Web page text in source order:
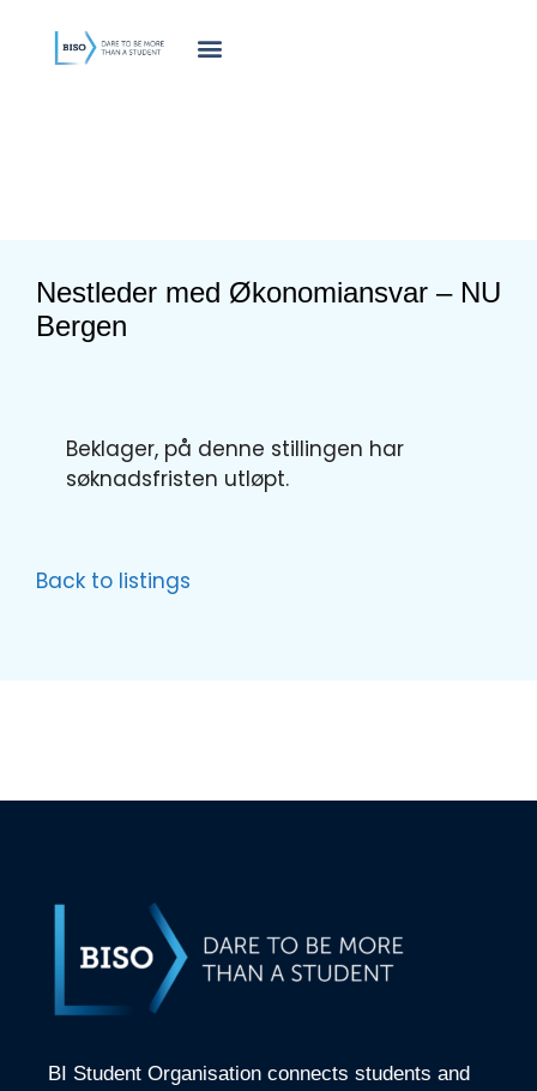
innholdet
Nestleder med Økonomiansvar – NU
Bergen
Beklager, på denne stillingen har
søknadsfristen utløpt.
Back to listings
BI Student Organisation connects students and